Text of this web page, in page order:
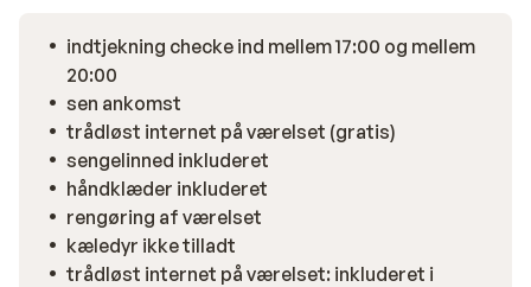
indtjekning checke ind mellem 17:00 og mellem
20:00
sen ankomst
trådløst internet på værelset (gratis)
sengelinned inkluderet
håndklæder inkluderet
rengøring af værelset
kæledyr ikke tilladt
trådløst internet på værelset: inkluderet i